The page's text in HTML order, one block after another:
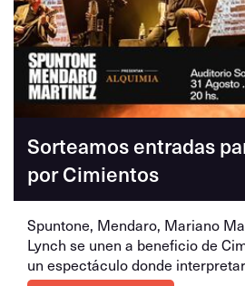
Sorteamos entradas
por Cimientos
Spuntone, Mendaro, Mariano
Lynch se unen a beneficio de
un espectáculo donde